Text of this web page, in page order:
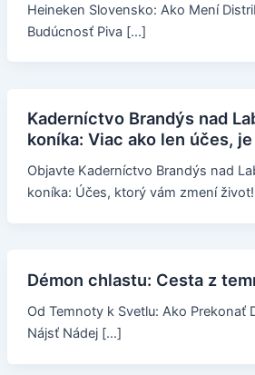
Heineken Slovensko: Ako Mení
Budúcnosť Piva […]
Kaderníctvo Brandýs nad
koníka: Viac ako len účes,
Objavte Kaderníctvo Brandýs nad
koníka: Účes, ktorý vám zmení
Démon chlastu: Cesta z
Od Temnoty k Svetlu: Ako Prekonať
Nájsť Nádej […]